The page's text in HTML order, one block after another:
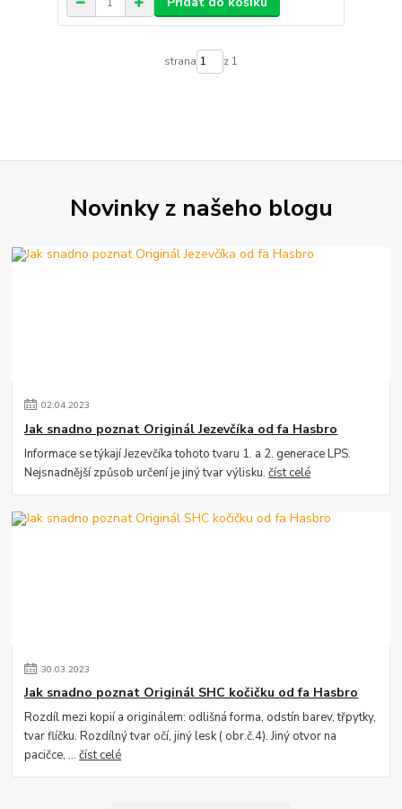
strana z 1
Novinky z našeho blogu
02.04.2023
Jak snadno poznat Originál Jezevčíka od fa Hasbro
Informace se týkají Jezevčíka tohoto tvaru 1. a 2. generace LPS.
Nejsnadnější způsob určení je jiný tvar výlisku.číst celé
30.03.2023
Jak snadno poznat Originál SHC kočičku od fa Hasbro
Rozdíl mezi kopií a originálem: odlišná forma, odstín barev, třpytky,
tvar flíčku. Rozdílný tvar očí, jiný lesk ( obr.č.4). Jiný otvor na
pacičce, ...číst celé